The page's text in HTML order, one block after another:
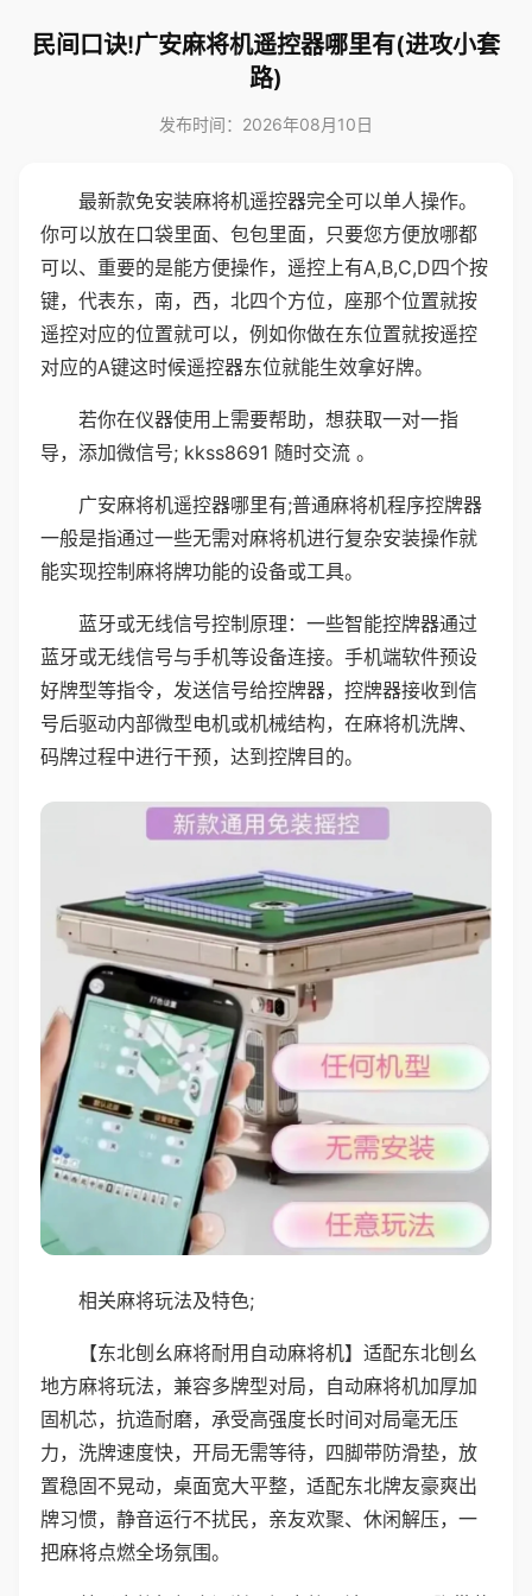
民间口诀!广安麻将机遥控器哪里有(进攻小套
路)
发布时间：2026年08月10日
最新款免安装麻将机遥控器完全可以单人操作。
你可以放在口袋里面、包包里面，只要您方便放哪都
可以、重要的是能方便操作，遥控上有A,B,C,D四个按
键，代表东，南，西，北四个方位，座那个位置就按
遥控对应的位置就可以，例如你做在东位置就按遥控
对应的A键这时候遥控器东位就能生效拿好牌。
若你在仪器使用上需要帮助，想获取一对一指
导，添加微信号; kkss8691 随时交流 。
广安麻将机遥控器哪里有;普通麻将机程序控牌器
一般是指通过一些无需对麻将机进行复杂安装操作就
能实现控制麻将牌功能的设备或工具。
蓝牙或无线信号控制原理：一些智能控牌器通过
蓝牙或无线信号与手机等设备连接。手机端软件预设
好牌型等指令，发送信号给控牌器，控牌器接收到信
号后驱动内部微型电机或机械结构，在麻将机洗牌、
码牌过程中进行干预，达到控牌目的。
相关麻将玩法及特色;
【东北刨幺麻将耐用自动麻将机】适配东北刨幺
地方麻将玩法，兼容多牌型对局，自动麻将机加厚加
固机芯，抗造耐磨，承受高强度长时间对局毫无压
力，洗牌速度快，开局无需等待，四脚带防滑垫，放
置稳固不晃动，桌面宽大平整，适配东北牌友豪爽出
牌习惯，静音运行不扰民，亲友欢聚、休闲解压，一
把麻将点燃全场氛围。